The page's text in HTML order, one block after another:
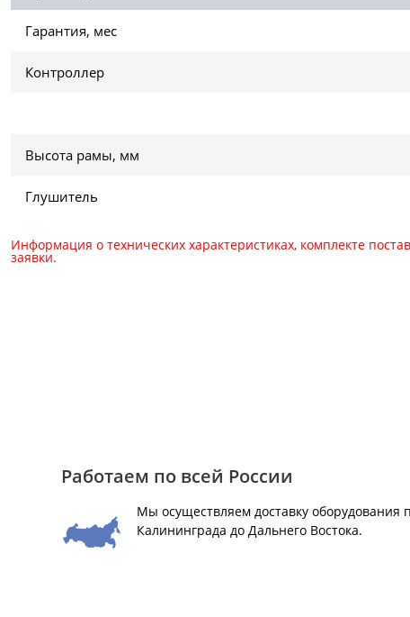
Гарантия, мес
Контроллер
Высота рамы, мм
Глушитель
Информация о технических характеристиках, комплекте
заявки.
Работаем по всей России
Мы осуществляем доставку оборудования
Калининграда до Дальнего Востока.